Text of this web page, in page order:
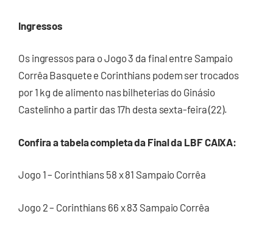
Ingressos
Os ingressos para o Jogo 3 da final entre Sampaio
Corrêa Basquete e Corinthians podem ser trocados
por 1 kg de alimento nas bilheterias do Ginásio
Castelinho a partir das 17h desta sexta-feira (22).
Confira a tabela completa da Final da LBF CAIXA:
Jogo 1 – Corinthians 58 x 81 Sampaio Corrêa
Jogo 2 – Corinthians 66 x 83 Sampaio Corrêa